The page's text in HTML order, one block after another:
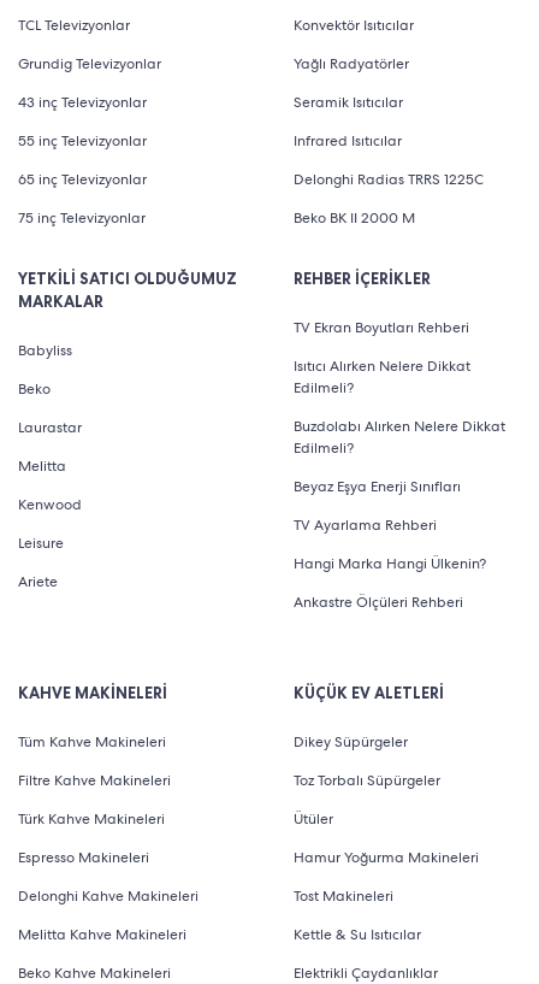
TCL Televizyonlar
Grundig Televizyonlar
43 inç Televizyonlar
55 inç Televizyonlar
65 inç Televizyonlar
75 inç Televizyonlar
YETKİLİ SATICI OLDUĞUMUZ
MARKALAR
Babyliss
Beko
Laurastar
Melitta
Kenwood
Leisure
Ariete
Konvektör Isıtıcılar
Yağlı Radyatörler
Seramik Isıtıcılar
Infrared Isıtıcılar
Delonghi Radias TRRS 1225C
Beko BK II 2000 M
REHBER İÇERİKLER
TV Ekran Boyutları Rehberi
Isıtıcı Alırken Nelere Dikkat
Edilmeli?
Buzdolabı Alırken Nelere Dikkat
Edilmeli?
Beyaz Eşya Enerji Sınıfları
TV Ayarlama Rehberi
Hangi Marka Hangi Ülkenin?
Ankastre Ölçüleri Rehberi
KAHVE MAKİNELERİ
Tüm Kahve Makineleri
Filtre Kahve Makineleri
Türk Kahve Makineleri
Espresso Makineleri
Delonghi Kahve Makineleri
Melitta Kahve Makineleri
Beko Kahve Makineleri
KÜÇÜK EV ALETLERİ
Dikey Süpürgeler
Toz Torbalı Süpürgeler
Ütüler
Hamur Yoğurma Makineleri
Tost Makineleri
Kettle & Su Isıtıcılar
Elektrikli Çaydanlıklar